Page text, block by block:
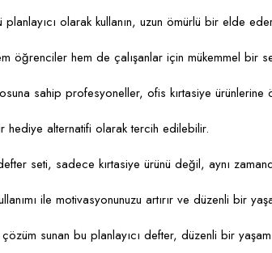
olarak kullanın, uzun ömürlü bir elde
öğrenciler hem de çalışanlar için mükemmel bir
sahip profesyoneller, ofis kırtasiye
hediye alternatifi olarak tercih edilebilir.
seti, sadece kırtasiye ürünü değil, aynı
ile motivasyonunuzu artırır ve düzenli bir
sunan bu planlayıcı defter, düzenli bir